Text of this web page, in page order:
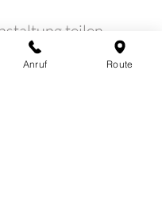
teilen
Anruf Route